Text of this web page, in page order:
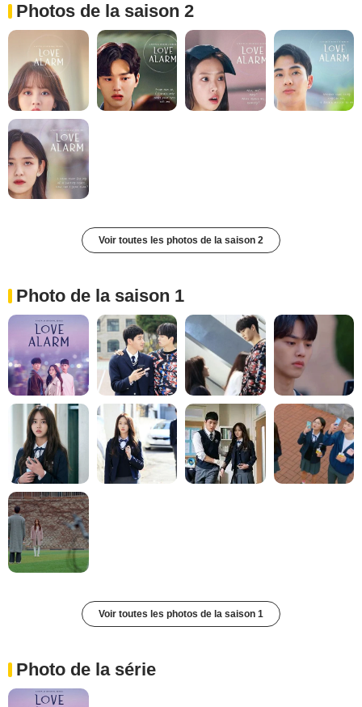
Photos de la saison 2
Voir toutes les photos de la saison 2
Photo de la saison 1
Voir toutes les photos de la saison 1
Photo de la série